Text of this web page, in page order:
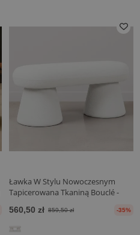
Ławka W Stylu Nowoczesnym
Tapicerowana Tkaniną Bouclé -
560,50 zł 859,50 zł -35%